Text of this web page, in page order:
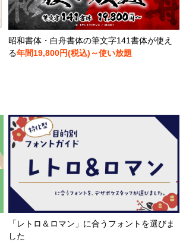
昭和書体・白舟書体の筆文字141書体が使え
る年間19,800円(税込)～使い放題
「レトロ＆ロマン」に合うフォントを選びま
した